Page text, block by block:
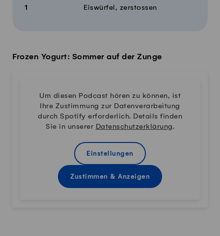
1 Eiswürfel, zerstossen
Frozen Yogurt: Sommer auf der Zunge
Um diesen Podcast hören zu können, ist
Ihre Zustimmung zur Datenverarbeitung
durch Spotify erforderlich. Details finden
Sie in unserer Datenschutzerklärung.
Einstellungen
Zustimmen & Anzeigen